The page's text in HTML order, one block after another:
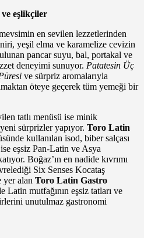
eşlikçiler
en sevilen lezzetlerinden
yeşil elma ve karamelize cevizin
pancar suyu, bal, portakal ve
deneyimi sunuyor. Patatesin Üç
ve sürpriz aromalarıyla
öteye geçerek tüm yemeği bir
tatlı menüsü ise minik
sürprizler yapıyor. Toro Latin
kullanılan isod, biber salçası
eşsiz Pan-Latin ve Asya
Boğaz’ın en nadide kıvrımı
Six Senses Kocataş
yer alan Toro Latin Gastro
Latin mutfağının eşsiz tatları ve
unutulmaz gastronomi